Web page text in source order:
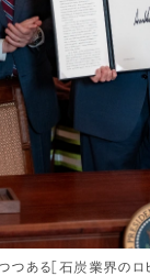
ある［石炭業界のロ